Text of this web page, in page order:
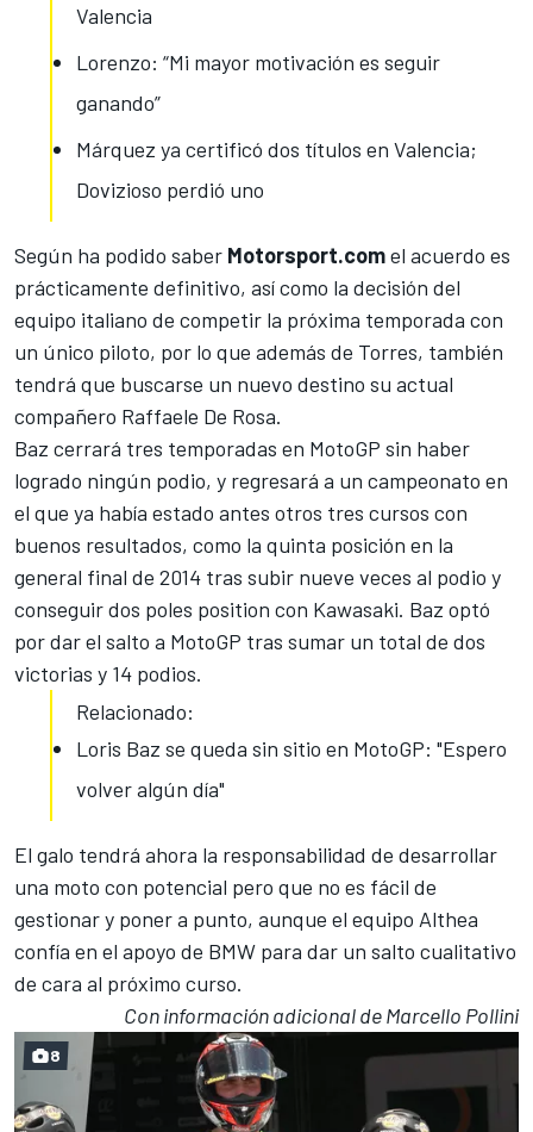
Valencia
Lorenzo: “Mi mayor motivación es seguir
ganando”
Márquez ya certificó dos títulos en Valencia;
Dovizioso perdió uno
Según ha podido saber Motorsport.comel acuerdo es
prácticamente definitivo, así como la decisión del
equipo italiano de competir la próxima temporada con
un único piloto, por lo que además de Torres, también
tendrá que buscarse un nuevo destino su actual
compañero Raffaele De Rosa.
Baz cerrará tres temporadas en MotoGP sin haber
logrado ningún podio, y regresará a un campeonato en
el que ya había estado antes otros tres cursos con
buenos resultados, como la quinta posición en la
general final de 2014 tras subir nueve veces al podio y
conseguir dos poles position con Kawasaki. Baz optó
por dar el salto a MotoGP tras sumar un total de dos
victorias y 14 podios.
Relacionado:
Loris Baz se queda sin sitio en MotoGP: "Espero
volver algún día"
El galo tendrá ahora la responsabilidad de desarrollar
una moto con potencial pero que no es fácil de
gestionar y poner a punto, aunque el equipo Althea
confía en el apoyo de BMW para dar un salto cualitativo
de cara al próximo curso.
Con información adicional de Marcello Pollini
8